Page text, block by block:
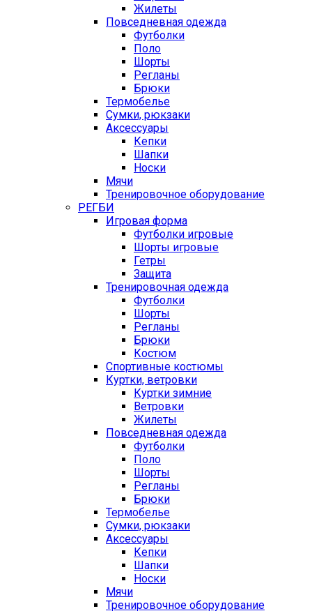
Жилеты
Повседневная одежда
Футболки
Поло
Шорты
Регланы
Брюки
Термобелье
Сумки, рюкзаки
Аксессуары
Кепки
Шапки
Носки
Мячи
Тренировочное оборудование
РЕГБИ
Игровая форма
Футболки игровые
Шорты игровые
Гетры
Защита
Тренировочная одежда
Футболки
Шорты
Регланы
Брюки
Костюм
Спортивные костюмы
Куртки, ветровки
Куртки зимние
Ветровки
Жилеты
Повседневная одежда
Футболки
Поло
Шорты
Регланы
Брюки
Термобелье
Сумки, рюкзаки
Аксессуары
Кепки
Шапки
Носки
Мячи
Тренировочное оборудование